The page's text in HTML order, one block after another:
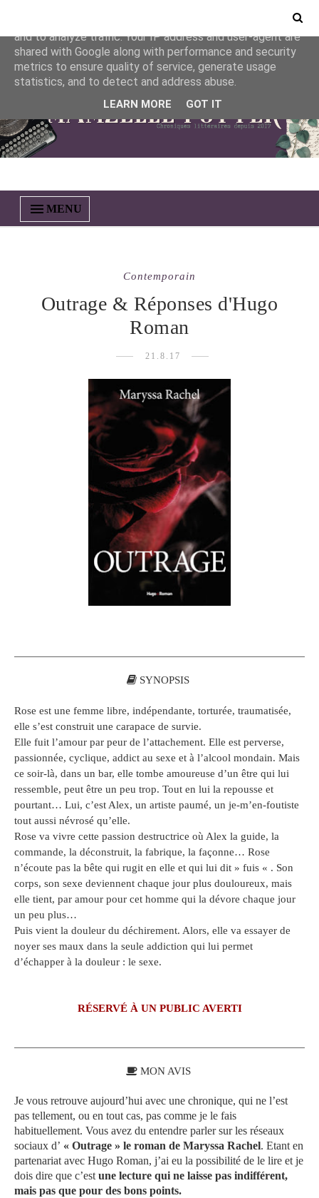
MENU
Contemporain
Outrage & Réponses d'Hugo
Roman
21.8.17
SYNOPSIS
Rose est une femme libre, indépendante, torturée, traumatisée,
elle s’est construit une carapace de survie.
Elle fuit l’amour par peur de l’attachement. Elle est perverse,
passionnée, cyclique, addict au sexe et à l’alcool mondain. Mais
ce soir-là, dans un bar, elle tombe amoureuse d’un être qui lui
ressemble, peut être un peu trop. Tout en lui la repousse et
pourtant… Lui, c’est Alex, un artiste paumé, un je-m’en-foutiste
tout aussi névrosé qu’elle.
Rose va vivre cette passion destructrice où Alex la guide, la
commande, la déconstruit, la fabrique, la façonne… Rose
n’écoute pas la bête qui rugit en elle et qui lui dit » fuis « . Son
corps, son sexe deviennent chaque jour plus douloureux, mais
elle tient, par amour pour cet homme qui la dévore chaque jour
un peu plus…
Puis vient la douleur du déchirement. Alors, elle va essayer de
noyer ses maux dans la seule addiction qui lui permet
d’échapper à la douleur : le sexe.
RÉSERVÉ À UN PUBLIC AVERTI
MON AVIS
Je vous retrouve aujourd’hui avec une chronique, qui ne l’est
pas tellement, ou en tout cas, pas comme je le fais
habituellement. Vous avez du entendre parler sur les réseaux
sociaux d’ « Outrage » le roman de Maryssa Rachel. Etant en
partenariat avec Hugo Roman, j’ai eu la possibilité de le lire et je
dois dire que c’est une lecture qui ne laisse pas indifférent,
mais pas que pour des bons points.
This site uses cookies from Google to deliver its services
and to analyze traffic. Your IP address and user-agent are
shared with Google along with performance and security
metrics to ensure quality of service, generate usage
statistics, and to detect and address abuse.
LEARN MORE GOT IT